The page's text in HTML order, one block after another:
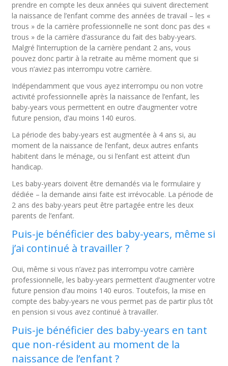
prendre en compte les deux années qui suivent directement
la naissance de l’enfant comme des années de travail – les «
trous » de la carrière professionnelle ne sont donc pas des «
trous » de la carrière d’assurance du fait des baby-years.
Malgré l’interruption de la carrière pendant 2 ans, vous
pouvez donc partir à la retraite au même moment que si
vous n’aviez pas interrompu votre carrière.
Indépendamment que vous ayez interrompu ou non votre
activité professionnelle après la naissance de l’enfant, les
baby-years vous permettent en outre d’augmenter votre
future pension, d’au moins 140 euros.
La période des baby-years est augmentée à 4 ans si, au
moment de la naissance de l’enfant, deux autres enfants
habitent dans le ménage, ou si l’enfant est atteint d’un
handicap.
Les baby-years doivent être demandés via le formulaire y
dédiée – la demande ainsi faite est irrévocable. La période de
2 ans des baby-years peut être partagée entre les deux
parents de l’enfant.
Puis-je bénéficier des baby-years, même si
j’ai continué à travailler ?
Oui, même si vous n’avez pas interrompu votre carrière
professionnelle, les baby-years permettent d’augmenter votre
future pension d’au moins 140 euros. Toutefois, la mise en
compte des baby-years ne vous permet pas de partir plus tôt
en pension si vous avez continué à travailler.
Puis-je bénéficier des baby-years en tant
que non-résident au moment de la
naissance de l’enfant ?